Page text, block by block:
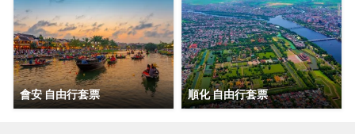
會安 自由行套票 順化 自由行套票